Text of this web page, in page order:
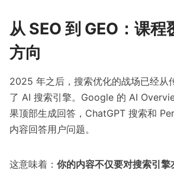
从 SEO 到 GEO：课程
方向
2025 年之后，搜索优化的战场已经从
了 AI 搜索引擎。Google 的 AI
果顶部生成回答，ChatGPT 搜索和
内容回答用户问题。
这意味着： 你的内容不仅要对搜索引